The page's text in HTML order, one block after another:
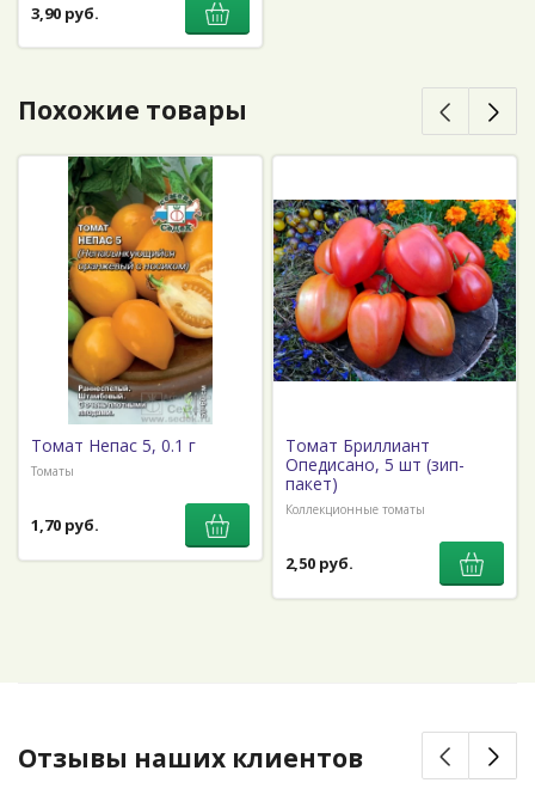
3,90 руб.
Похожие товары
Томат Непас 5, 0.1 г
Томаты
1,70 руб.
Томат Бриллиант
Опедисано, 5 шт (зип-
пакет)
Коллекционные томаты
2,50 руб.
Отзывы наших клиентов